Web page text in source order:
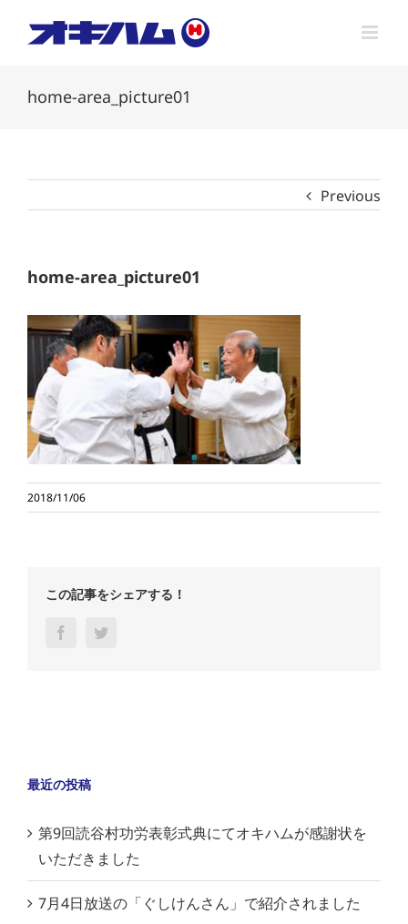
home-area_picture01
Previous
home-area_picture01
2018/11/06
この記事をシェアする！
Facebook
最近の投稿
第9回読谷村功労表彰式典にてオキハムが感謝状を
いただきました
7月4日放送の「ぐしけんさん」で紹介されました